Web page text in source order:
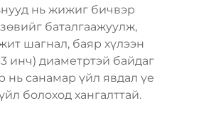
нь жижиг бичвэр
баталгаажуулж,
шагнал, баяр хүлээн
инч) диаметртэй байдаг
нь санамар үйл явдал үе
болоход хангалттай.